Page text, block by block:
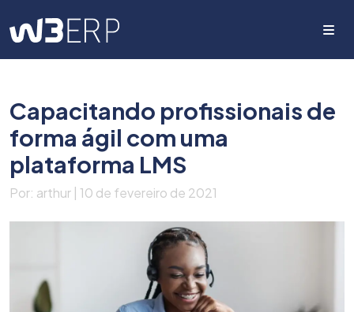
Capacitando profissionais de
forma ágil com uma
plataforma LMS
Por: arthur | 10 de fevereiro de 2021